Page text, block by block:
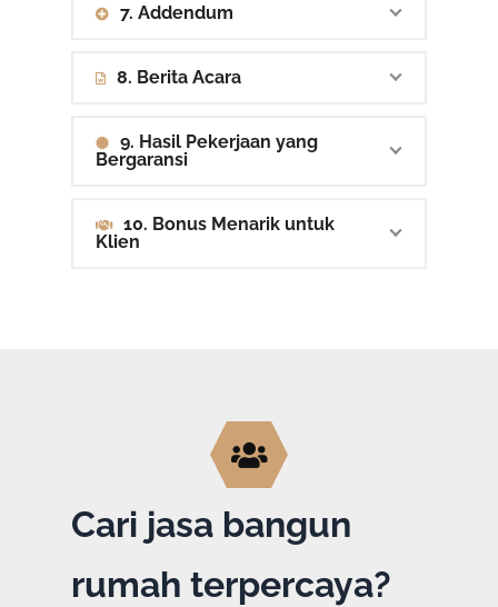
7. Addendum
8. Berita Acara
9. Hasil Pekerjaan yang
Bergaransi
10. Bonus Menarik untuk
Klien
Cari jasa bangun
rumah terpercaya?